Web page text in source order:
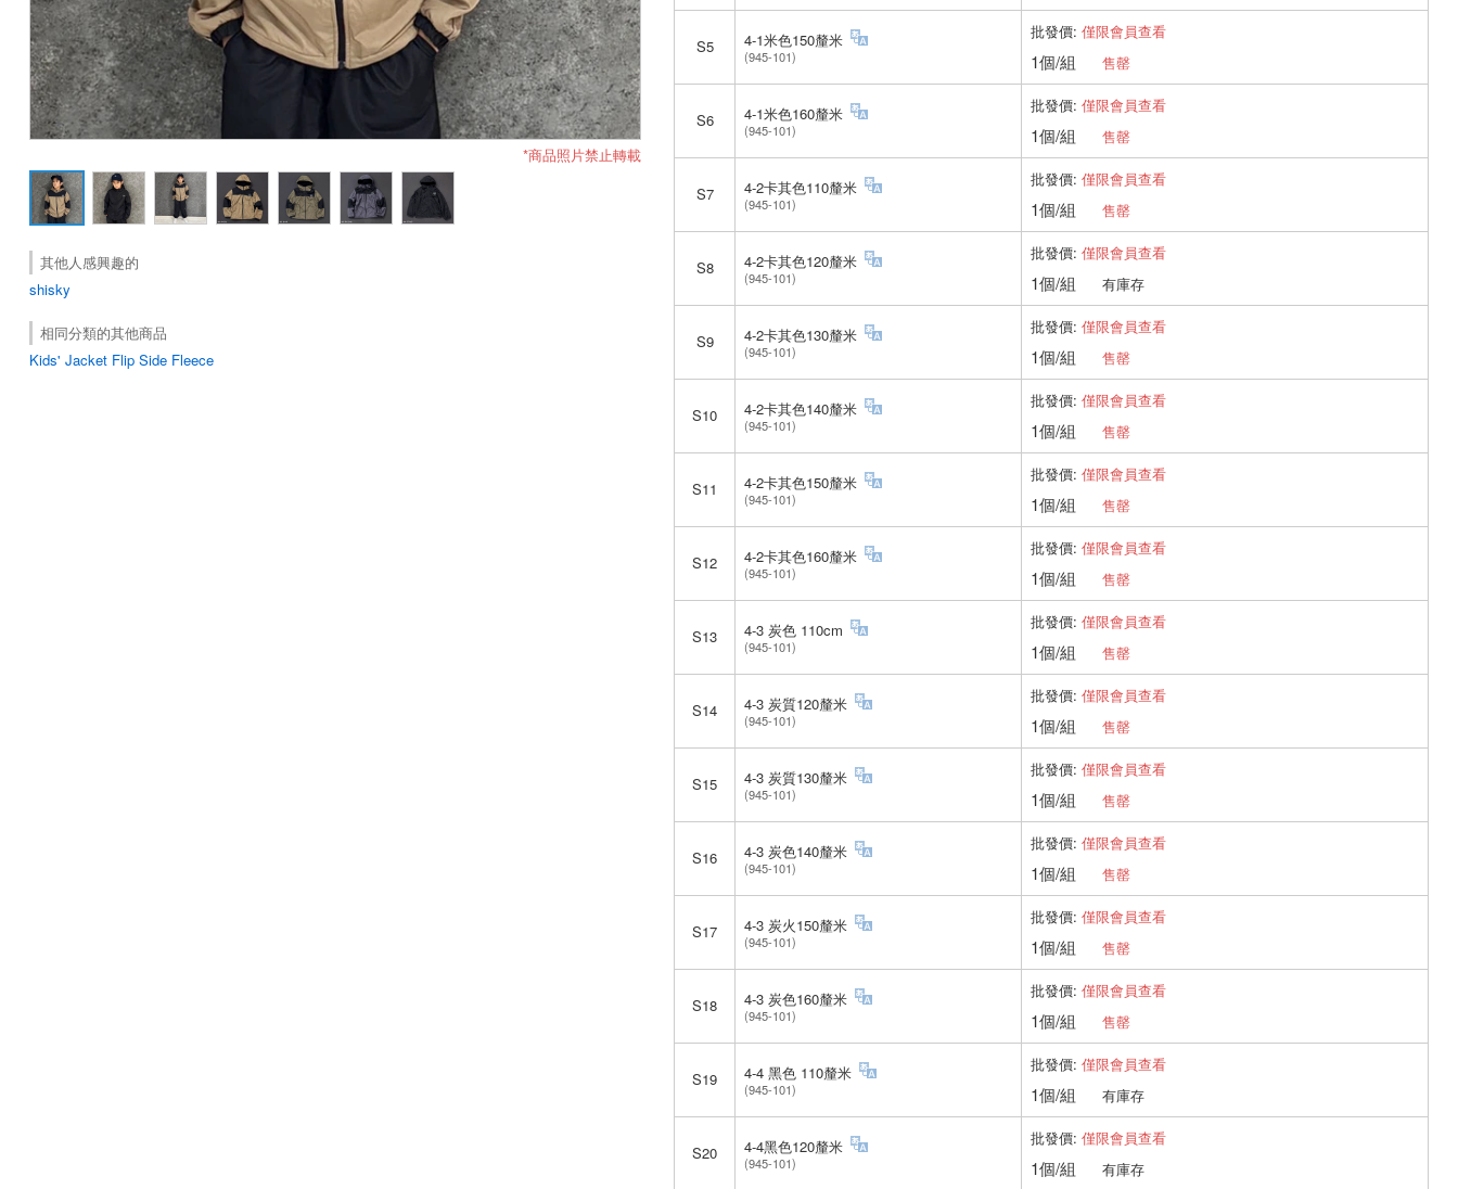
*商品照片禁止轉載
其他人感興趣的
shisky
相同分類的其他商品
Kids' Jacket Flip Side Fleece
S5 4-1米色150釐米
(945-101)
批發價: 僅限會員查看
1個/組 售罄
S6 4-1米色160釐米
(945-101)
批發價: 僅限會員查看
1個/組 售罄
S7 4-2卡其色110釐米
(945-101)
批發價: 僅限會員查看
1個/組 售罄
S8 4-2卡其色120釐米
(945-101)
批發價: 僅限會員查看
1個/組 有庫存
S9 4-2卡其色130釐米
(945-101)
批發價: 僅限會員查看
1個/組 售罄
S10 4-2卡其色140釐米
(945-101)
批發價: 僅限會員查看
1個/組 售罄
S11 4-2卡其色150釐米
(945-101)
批發價: 僅限會員查看
1個/組 售罄
S12 4-2卡其色160釐米
(945-101)
批發價: 僅限會員查看
1個/組 售罄
S13 4-3 炭色 110cm
(945-101)
批發價: 僅限會員查看
1個/組 售罄
S14 4-3 炭質120釐米
(945-101)
批發價: 僅限會員查看
1個/組 售罄
S15 4-3 炭質130釐米
(945-101)
批發價: 僅限會員查看
1個/組 售罄
S16 4-3 炭色140釐米
(945-101)
批發價: 僅限會員查看
1個/組 售罄
S17 4-3 炭火150釐米
(945-101)
批發價: 僅限會員查看
1個/組 售罄
S18 4-3 炭色160釐米
(945-101)
批發價: 僅限會員查看
1個/組 售罄
S19 4-4 黑色 110釐米
(945-101)
批發價: 僅限會員查看
1個/組 有庫存
S20 4-4黑色120釐米
(945-101)
批發價: 僅限會員查看
1個/組 有庫存